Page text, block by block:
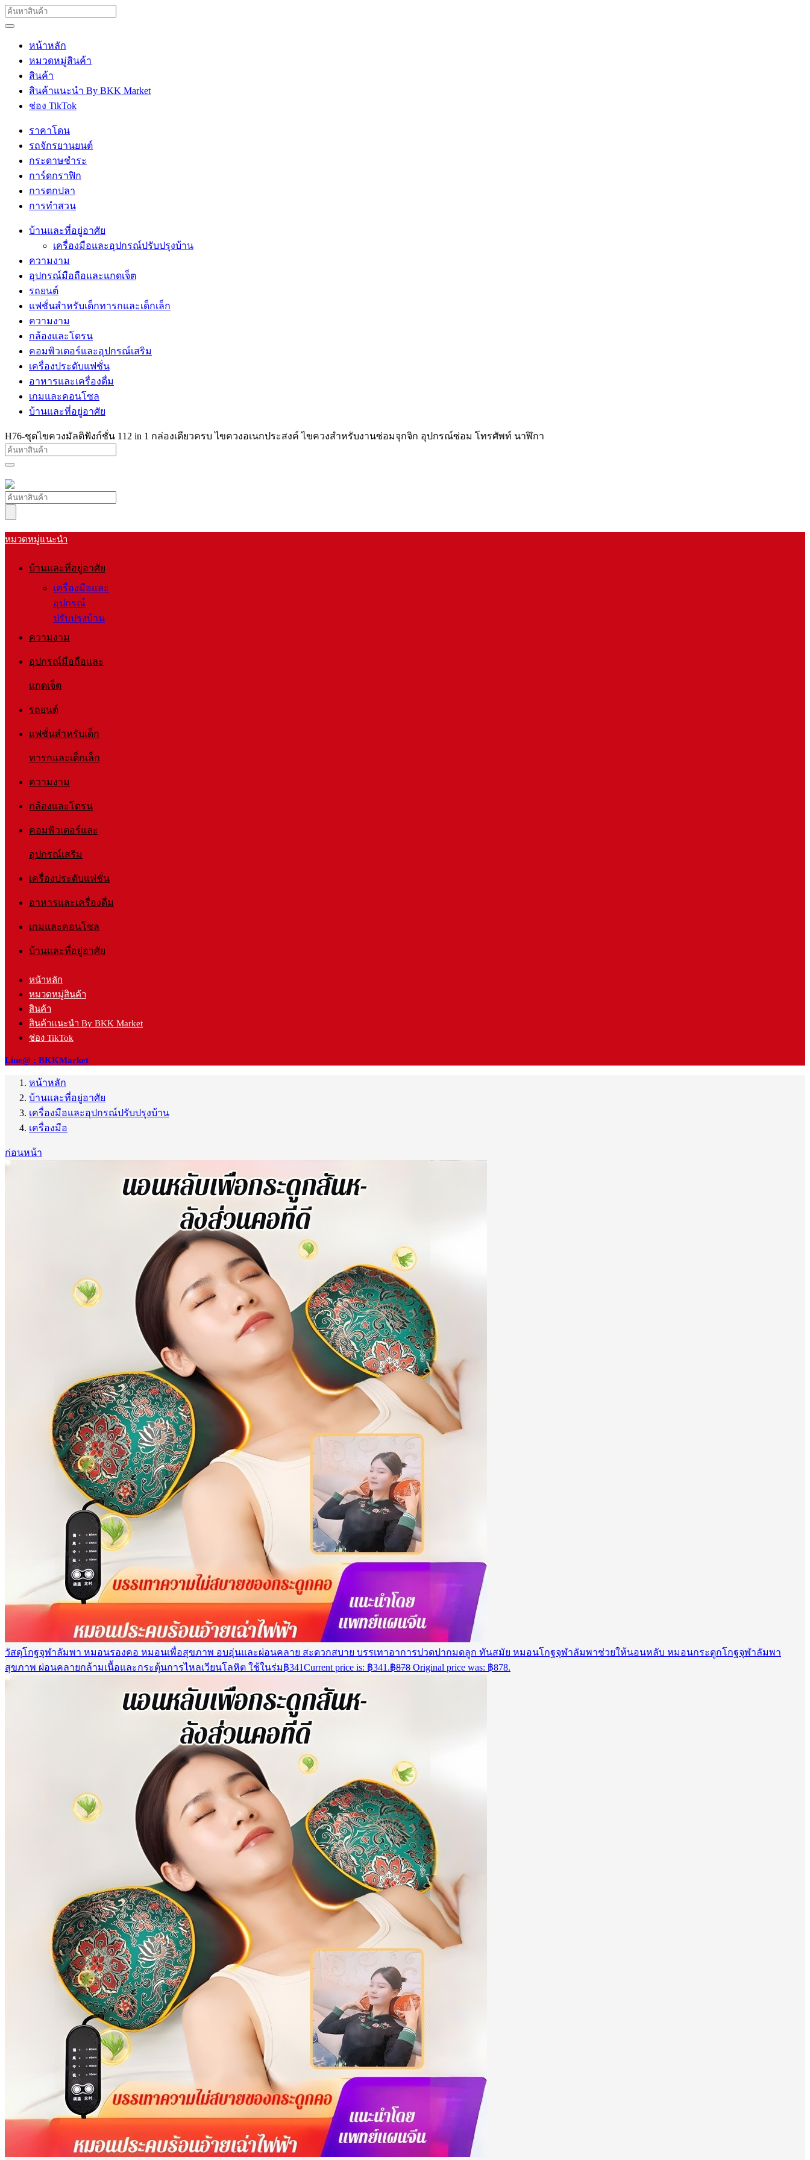
หน้าหลัก
หมวดหมู่สินค้า
สินค้า
สินค้าแนะนำ By BKK Market
ช่อง TikTok
ราคาโดน
รถจักรยานยนต์
กระดาษชำระ
การ์ดกราฟิก
การตกปลา
การทำสวน
บ้านและที่อยู่อาศัย
เครื่องมือและอุปกรณ์ปรับปรุงบ้าน
ความงาม
อุปกรณ์มือถือและแกดเจ็ต
รถยนต์
แฟชั่นสำหรับเด็กทารกและเด็กเล็ก
ความงาม
กล้องและโดรน
คอมพิวเตอร์และอุปกรณ์เสริม
เครื่องประดับแฟชั่น
อาหารและเครื่องดื่ม
เกมและคอนโซล
บ้านและที่อยู่อาศัย
H76-ชุดไขควงมัลติฟังก์ชั่น 112 in 1 กล่องเดียวครบ ไขควงอเนกประสงค์ ไขควงสำหรับงานซ่อมจุกจิก อุปกรณ์ซ่อม โทรศัพท์ นาฬิกา
หมวดหมู่แนะนำ
บ้านและที่อยู่อาศัย
เครื่องมือและ
อุปกรณ์
ปรับปรุงบ้าน
ความงาม
อุปกรณ์มือถือและ
แกดเจ็ต
รถยนต์
แฟชั่นสำหรับเด็ก
ทารกและเด็กเล็ก
ความงาม
กล้องและโดรน
คอมพิวเตอร์และ
อุปกรณ์เสริม
เครื่องประดับแฟชั่น
อาหารและเครื่องดื่ม
เกมและคอนโซล
บ้านและที่อยู่อาศัย
หน้าหลัก
หมวดหมู่สินค้า
สินค้า
สินค้าแนะนำ By BKK Market
ช่อง TikTok
Line@ : BKKMarket
หน้าหลัก
บ้านและที่อยู่อาศัย
เครื่องมือและอุปกรณ์ปรับปรุงบ้าน
เครื่องมือ
ก่อนหน้า
วัสดุโกฐจุฬาลัมพา หมอนรองคอ หมอนเพื่อสุขภาพ อบอุ่นและผ่อนคลาย สะดวกสบาย บรรเทาอาการปวดปากมดลูก ทันสมัย หมอนโกฐจุฬาลัมพาช่วยให้นอนหลับ หมอนกระดูกโกฐจุฬาลัมพา
สุขภาพ ผ่อนคลายกล้ามเนื้อและกระตุ้นการไหลเวียนโลหิต ใช้ในร่ม฿341Current price is: ฿341.฿878 Original price was: ฿878.